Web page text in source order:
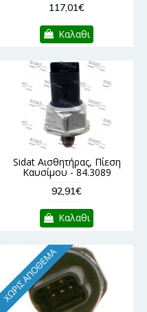
117,01€
Καλαθι
Sidat Αισθητήρας, Πίεση
Καυσίμου - 84.3089
92,91€
Καλαθι
ΧΩΡΊΣ ΑΠΌΘΕΜΑ